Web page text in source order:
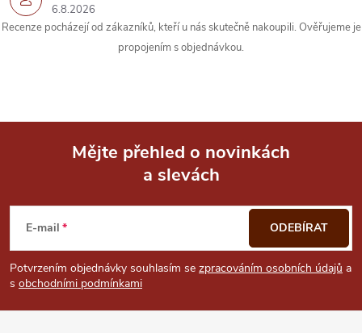
6.8.2026
Recenze pocházejí od zákazníků, kteří u nás skutečně nakoupili. Ověřujeme je
propojením s objednávkou.
p
a
Mějte přehled o novinkách
a slevách
E-mail
Potvrzením objednávky souhlasím se zpracováním osobních údajů a
s obchodními podmínkami
ODEBÍRAT